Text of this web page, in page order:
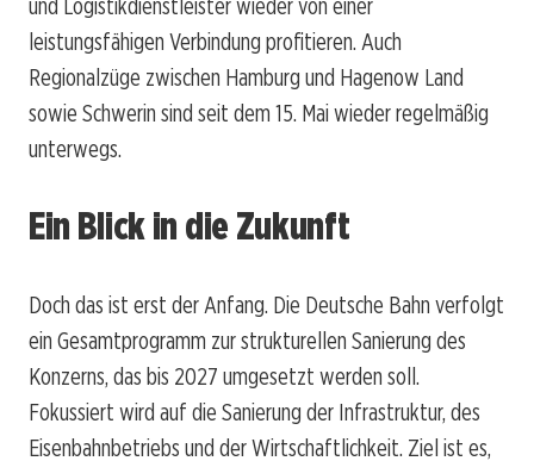
leistungsfähigen Verbindung profitieren. Auch
Regionalzüge zwischen Hamburg und Hagenow Land
sowie Schwerin sind seit dem 15. Mai wieder regelmäßig
unterwegs.
Ein Blick in die Zukunft
Doch das ist erst der Anfang. Die Deutsche Bahn verfolgt
ein Gesamtprogramm zur strukturellen Sanierung des
Konzerns, das bis 2027 umgesetzt werden soll.
Fokussiert wird auf die Sanierung der Infrastruktur, des
Eisenbahnbetriebs und der Wirtschaftlichkeit. Ziel ist es,